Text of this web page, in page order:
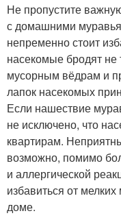
Не пропустите
с домашними
непременно стоит
насекомые бродят не
мусорным вёдрам и
лапок насекомых
Если нашествие
не исключено, что
квартирам.
возможно, помимо
и аллергической
избавиться от
доме.